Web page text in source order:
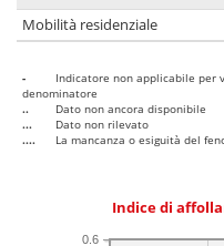
Mobilità residenziale
-
Indicatore non applicabile per
denominatore
..
Dato non ancora disponibile
...
Dato non rilevato
....
La mancanza o esiguità del
Indice di
0.6